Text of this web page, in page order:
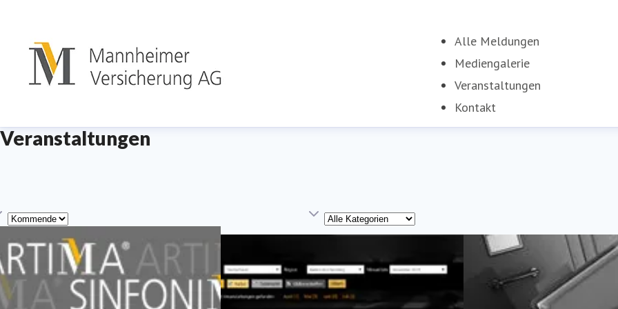
Alle Meldungen
Mediengalerie
Veranstaltungen
Kontakt
Veranstaltungen
Kategorie